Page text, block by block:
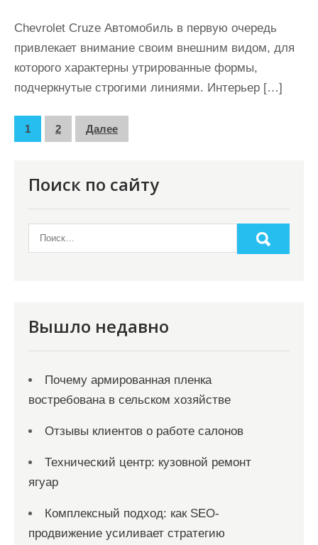
Chevrolet Cruze Автомобиль в первую очередь
привлекает внимание своим внешним видом, для
которого характерны утрированные формы,
подчеркнутые строгими линиями. Интерьер […]
П
1 2 Далее
Поиск по сайту
Вышло недавно
Почему армированная пленка
востребована в сельском хозяйстве
Отзывы клиентов о работе салонов
Технический центр: кузовной ремонт
ягуар
Комплексный подход: как SEO-
продвижение усиливает стратегию